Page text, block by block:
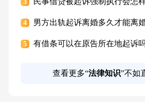
4 男方出轨起诉离婚多久才能离
5 有借条可以在原告所在地起诉
查看更多“法律知识”不如